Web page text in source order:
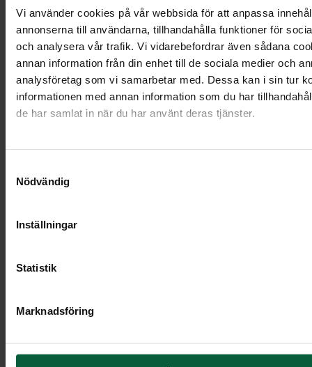
Vi använder cookies på vår webbsida för att anpassa
annonserna till användarna, tillhandahålla funktioner för
och analysera vår trafik. Vi vidarebefordrar även sådana
annan information från din enhet till de sociala medier och
analysföretag som vi samarbetar med. Dessa kan i sin tur
informationen med annan information som du har
de har samlat in när du har använt deras tjänster.
Nödvändig
Inställningar
Statistik
Marknadsföring
Anne,Färjestaden
"Att få hjälp iden svåra stund
när jag förlorat min man av så
betydde mycket för mig."
Ronja,
vägledning under en av de